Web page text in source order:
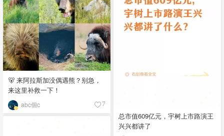
🐻 来阿拉斯加没偶遇熊？别急，
来这里补救一下！
abc個c 7
总市值609亿元，宇树上市路演王
兴兴都讲了